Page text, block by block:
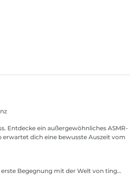
Entdecke ein außergewöhnliches ASMR-
Der perfekte Einstieg! Die erste Begegnung mit der Welt von tingleTap Lab. Dein Einstieg in die Welt des ASMR und eine bewusste Auszeit vom Alltag. Inklusive: Nutzung von bis zu 4 facettenreichen tingleTaps.